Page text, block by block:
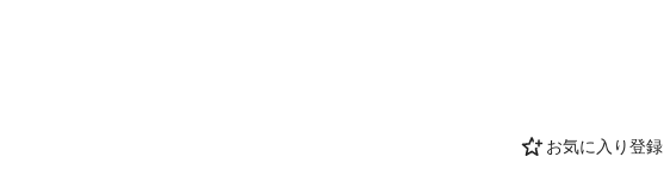
お気に入り登録